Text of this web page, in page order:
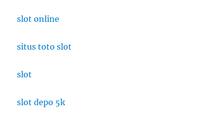
slot online
situs toto slot
slot
slot depo 5k